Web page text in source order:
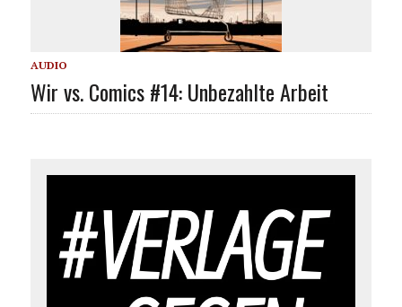
AUDIO
Wir vs. Comics #14: Unbezahlte Arbeit